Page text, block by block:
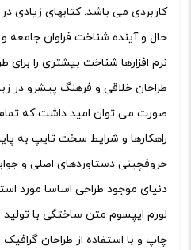
کاربردی می باشد. کتابهای
حال و آینده شناخت فراوان جامعه
نرم افزارها شناخت بیشتری را برای
طراحان خلاقی و فرهنگ پیشرو در
صورت می توان امید داشت که تمام
راهکارها و شرایط سخت تایپ به
حروفچینی دستاوردهای اصلی و
دنیای موجود طراحی اساسا مورد
لورم ایپسوم متن ساختگی با
چاپ و با استفاده از طراحان